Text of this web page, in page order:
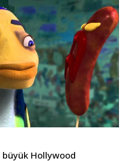
büyük Hollywood